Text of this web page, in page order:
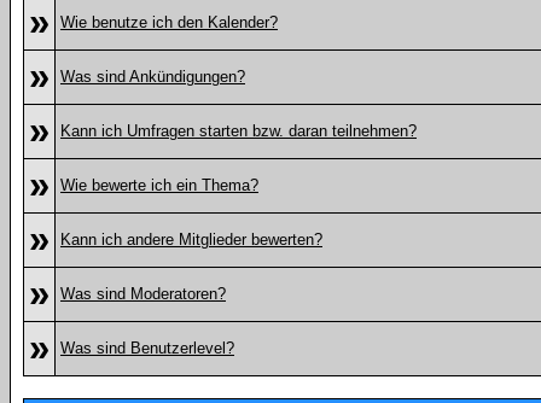
» Wie benutze ich den Kalender?
» Was sind Ankündigungen?
» Kann ich Umfragen starten bzw. daran teilnehmen?
» Wie bewerte ich ein Thema?
» Kann ich andere Mitglieder bewerten?
» Was sind Moderatoren?
» Was sind Benutzerlevel?